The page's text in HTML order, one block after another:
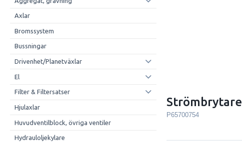
Axlar
Bromssystem
Bussningar
Drivenhet/Planetväxlar
El
Filter & Filtersatser
Hjulaxlar
Huvudventilblock, övriga ventiler
Hydrauloljekylare
Strömbrytare
P65700754